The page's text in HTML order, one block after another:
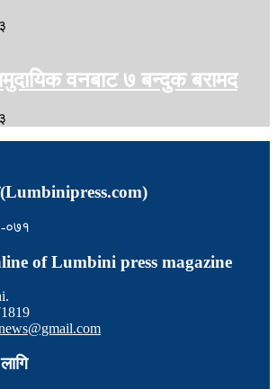
वनबाट ७ बन्दुक बरामद
०७१
of Lumbini press magazine